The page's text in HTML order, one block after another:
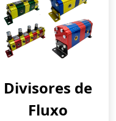
Divisores de
Fluxo